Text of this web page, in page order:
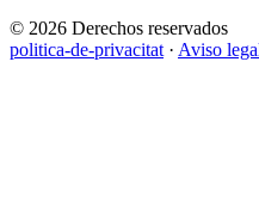
© 2026 Derechos reservados
politica-de-privacitat · Aviso